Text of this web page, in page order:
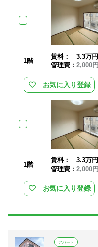
1階
賃料：
3.3万円
管理費： 2,000円
お気に入り登録
1階
賃料：
3.3万円
管理費： 2,000円
お気に入り登録
アパート